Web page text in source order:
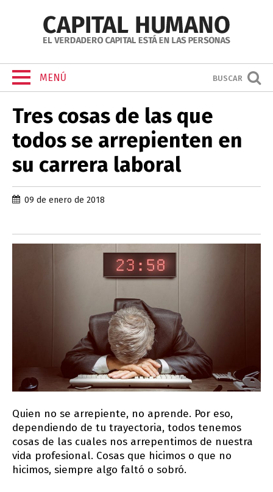
MENÚ BUSCAR
Tres cosas de las que
todos se arrepienten en
su carrera laboral
09 de enero de 2018
Quien no se arrepiente, no aprende. Por eso,
dependiendo de tu trayectoria, todos tenemos
cosas de las cuales nos arrepentimos de nuestra
vida profesional. Cosas que hicimos o que no
hicimos, siempre algo faltó o sobró.